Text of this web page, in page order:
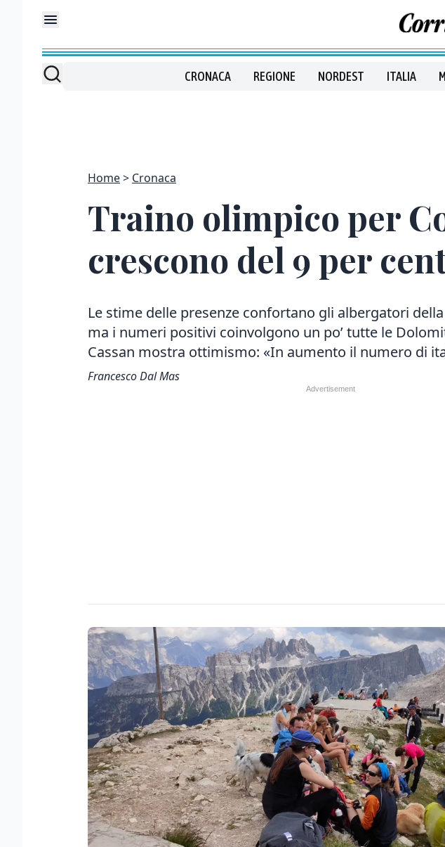
CRONACA REGIONE NORDEST ITALIA
Home Cronaca
Traino olimpico per
crescono del 9 per
Le stime delle presenze confortano gli albergatori
ma i numeri positivi coinvolgono un po’ tutte le
Cassan mostra ottimismo: «In aumento il numero di
Francesco Dal Mas